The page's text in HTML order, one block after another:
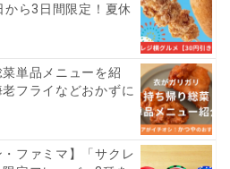
から3日間限定！夏休
単品メニューを紹
フライなどおかずに
・ファミマ】「サクレ